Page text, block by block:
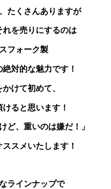
たくさんありますが
れを売りにするのは
フォーク製
対的な魅力です！
けて初めて、
ると思います！
ど、重いのは嫌だ！」
スメいたします！
ラインナップで